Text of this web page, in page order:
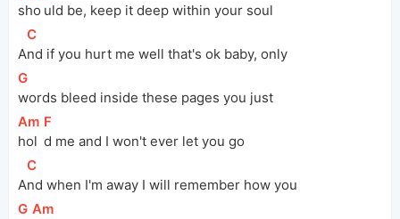
sho uld be, keep it deep within your soul
A
[
C
nd if you hurt me well that's ok baby, only
[
G
words bleed inside these pages you just
[
Am ]
hol
[F
d me and I won't ever let you go
A
[
C
nd when I'm away I will remember how you
[
G ]
[
Am